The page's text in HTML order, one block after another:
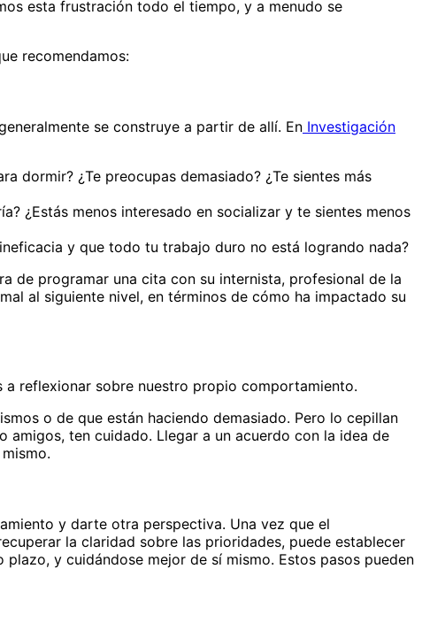
esta frustración todo el tiempo, y a menudo se
recomendamos:
se construye a partir de allí. En Investigación
dormir? ¿Te preocupas demasiado? ¿Te sientes más
¿Estás menos interesado en socializar y te sientes menos
y que todo tu trabajo duro no está logrando nada?
de programar una cita con su internista, profesional de la
al siguiente nivel, en términos de cómo ha impactado su
reflexionar sobre nuestro propio comportamiento.
o de que están haciendo demasiado. Pero lo cepillan
ten cuidado. Llegar a un acuerdo con la idea de
y darte otra perspectiva. Una vez que el
la claridad sobre las prioridades, puede establecer
y cuidándose mejor de sí mismo. Estos pasos pueden